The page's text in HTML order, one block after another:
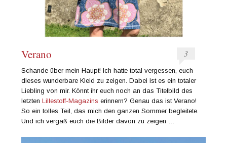
Verano 3
Schande über mein Haupt! Ich hatte total vergessen, euch
dieses wunderbare Kleid zu zeigen. Dabei ist es ein totaler
Liebling von mir. Könnt ihr euch noch an das Titelbild des
letztenLillestoff-Magazins erinnern? Genau das ist Verano!
So ein tolles Teil, das mich den ganzen Sommer begleitete.
Und ich vergaß euch die Bilder davon zu zeigen …